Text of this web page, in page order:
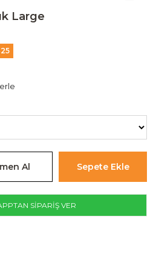
Large
25
SİPARİŞ VER